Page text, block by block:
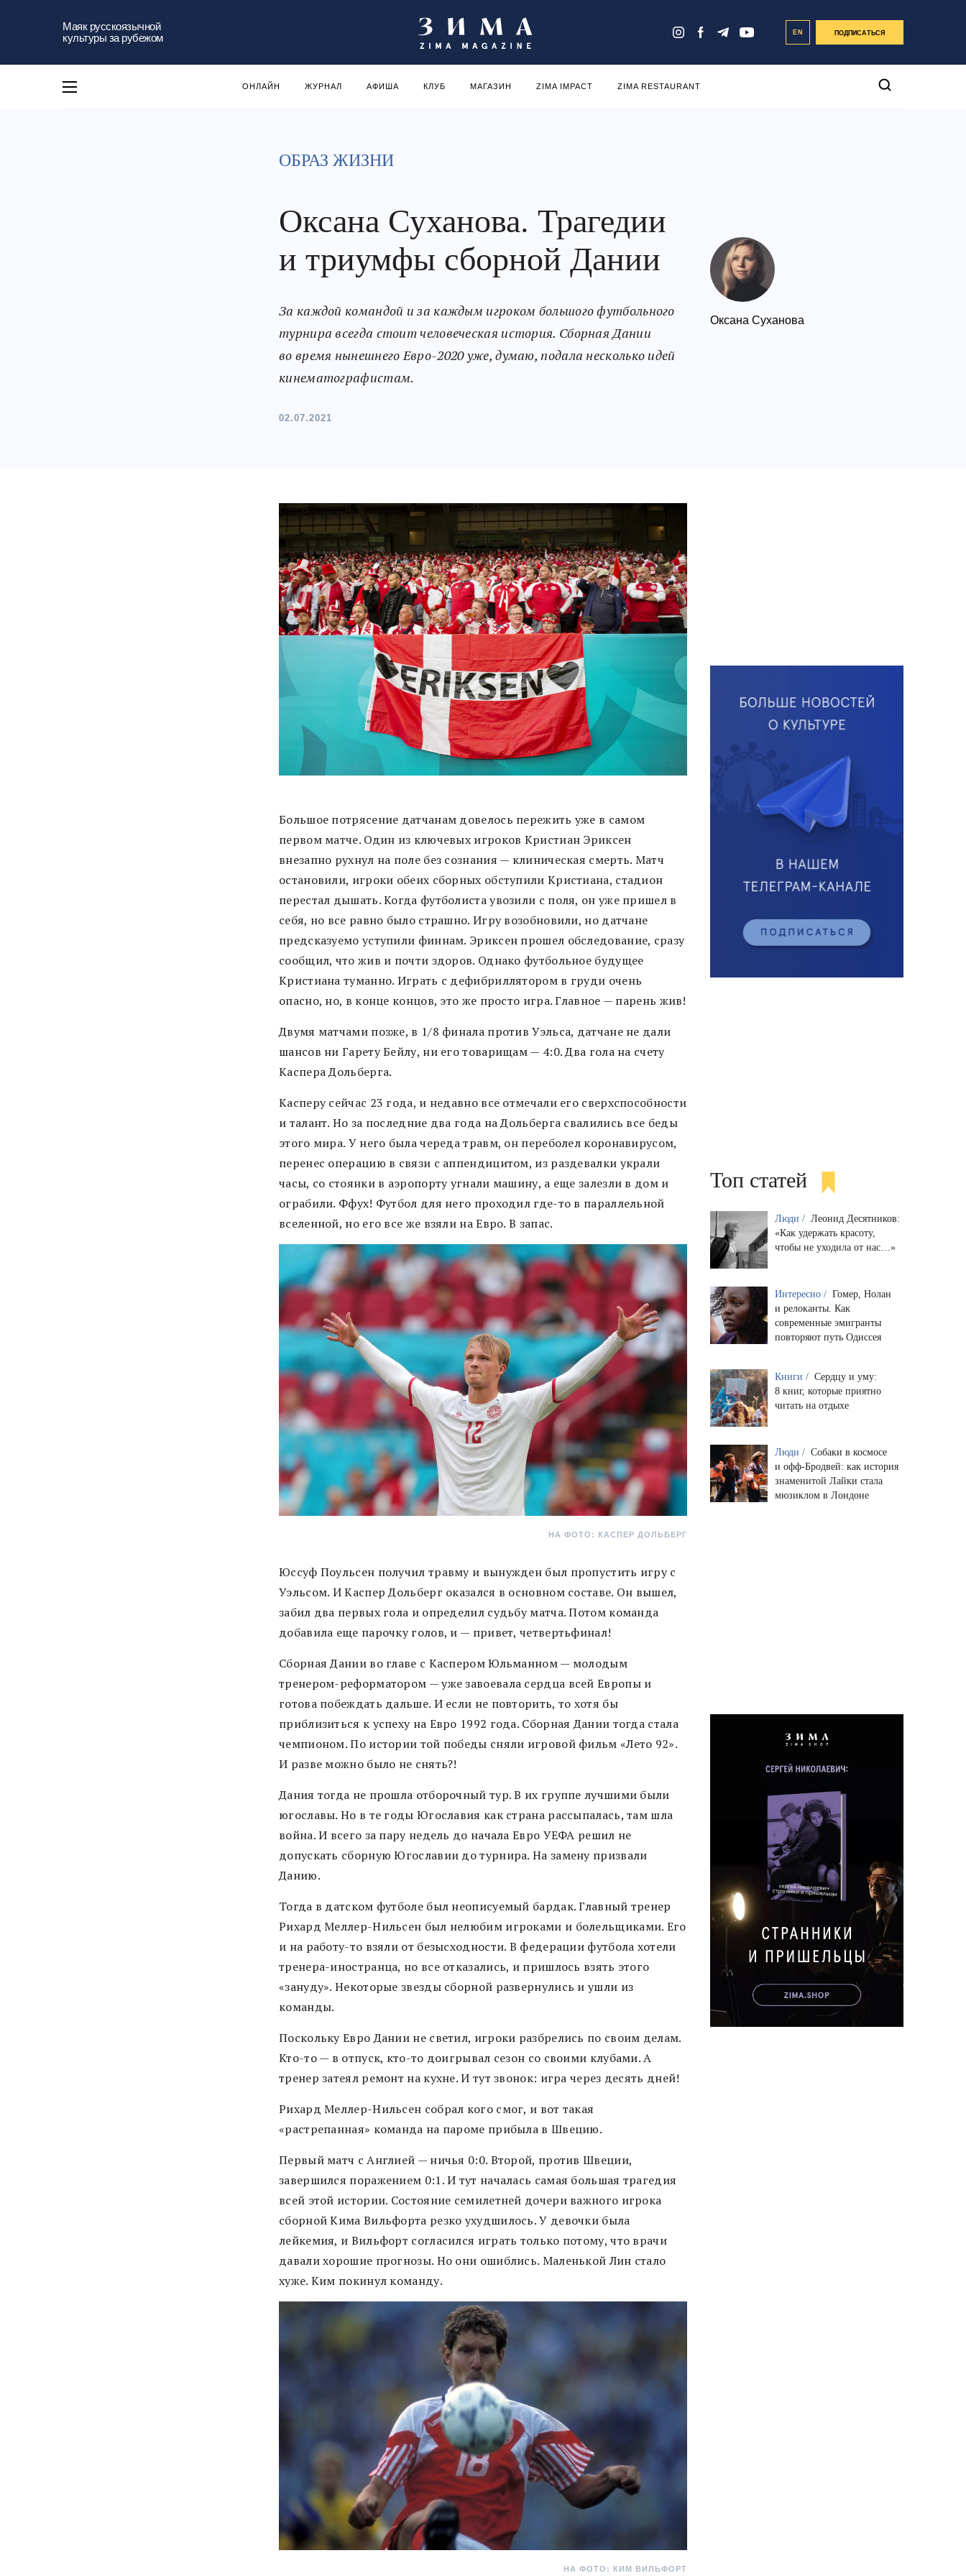
Маяк русскоязычной
культуры за рубежом
EN ПОДПИСАТЬСЯ
ОНЛАЙН ЖУРНАЛ АФИША КЛУБ МАГАЗИН ZIMA IMPACT ZIMA RESTAURANT
ОБРАЗ ЖИЗНИ
Оксана Суханова. Трагедии
и триумфы сборной Дании
За каждой командой и за каждым игроком большого футбольного
турнира всегда стоит человеческая история. Сборная Дании
во время нынешнего Евро-2020 уже, думаю, подала несколько идей
кинематографистам.
02.07.2021
Оксана Суханова
Большое потрясение датчанам довелось пережить уже в самом
первом матче. Один из ключевых игроков Кристиан Эриксен
внезапно рухнул на поле без сознания — клиническая смерть. Матч
остановили, игроки обеих сборных обступили Кристиана, стадион
перестал дышать. Когда футболиста увозили с поля, он уже пришел в
себя, но все равно было страшно. Игру возобновили, но датчане
предсказуемо уступили финнам. Эриксен прошел обследование, сразу
сообщил, что жив и почти здоров. Однако футбольное будущее
Кристиана туманно. Играть с дефибриллятором в груди очень
опасно, но, в конце концов, это же просто игра. Главное — парень жив!
Двумя матчами позже, в 1/8 финала против Уэльса, датчане не дали
шансов ни Гарету Бейлу, ни его товарищам — 4:0. Два гола на счету
Каспера Дольберга.
Касперу сейчас 23 года, и недавно все отмечали его сверхспособности
и талант. Но за последние два года на Дольберга свалились все беды
этого мира. У него была череда травм, он переболел коронавирусом,
перенес операцию в связи с аппендицитом, из раздевалки украли
часы, со стоянки в аэропорту угнали машину, а еще залезли в дом и
ограбили. Ффух! Футбол для него проходил где-то в параллельной
вселенной, но его все же взяли на Евро. В запас.
НА ФОТО: КАСПЕР ДОЛЬБЕРГ
Юссуф Поульсен получил травму и вынужден был пропустить игру с
Уэльсом. И Каспер Дольберг оказался в основном составе. Он вышел,
забил два первых гола и определил судьбу матча. Потом команда
добавила еще парочку голов, и — привет, четвертьфинал!
Сборная Дании во главе с Каспером Юльманном — молодым
тренером-реформатором — уже завоевала сердца всей Европы и
готова побеждать дальше. И если не повторить, то хотя бы
приблизиться к успеху на Евро 1992 года. Сборная Дании тогда стала
чемпионом. По истории той победы сняли игровой фильм «Лето 92».
И разве можно было не снять?!
Дания тогда не прошла отборочный тур. В их группе лучшими были
югославы. Но в те годы Югославия как страна рассыпалась, там шла
война. И всего за пару недель до начала Евро УЕФА решил не
допускать сборную Югославии до турнира. На замену призвали
Данию.
Тогда в датском футболе был неописуемый бардак. Главный тренер
Рихард Меллер-Нильсен был нелюбим игроками и болельщиками. Его
и на работу-то взяли от безысходности. В федерации футбола хотели
тренера-иностранца, но все отказались, и пришлось взять этого
«зануду». Некоторые звезды сборной развернулись и ушли из
команды.
Поскольку Евро Дании не светил, игроки разбрелись по своим делам.
Кто-то — в отпуск, кто-то доигрывал сезон со своими клубами. А
тренер затеял ремонт на кухне. И тут звонок: игра через десять дней!
Рихард Меллер-Нильсен собрал кого смог, и вот такая
«растрепанная» команда на пароме прибыла в Швецию.
Первый матч с Англией — ничья 0:0. Второй, против Швеции,
завершился поражением 0:1. И тут началась самая большая трагедия
всей этой истории. Состояние семилетней дочери важного игрока
сборной Кима Вильфорта резко ухудшилось. У девочки была
лейкемия, и Вильфорт согласился играть только потому, что врачи
давали хорошие прогнозы. Но они ошиблись. Маленькой Лин стало
хуже. Ким покинул команду.
НА ФОТО: КИМ ВИЛЬФОРТ
Топ статей
Люди / Леонид Десятников:
«Как удержать красоту,
чтобы не уходила от нас…»
Интересно / Гомер, Нолан
и релоканты. Как
современные эмигранты
повторяют путь Одиссея
Книги / Сердцу и уму:
8 книг, которые приятно
читать на отдыхе
Люди / Собаки в космосе
и офф-Бродвей: как история
знаменитой Лайки стала
мюзиклом в Лондоне